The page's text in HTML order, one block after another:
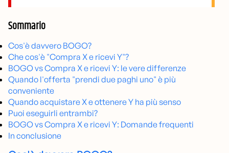
Sommario
Cos'è davvero BOGO?
Che cos'è "Compra X e ricevi Y"?
BOGO vs Compra X e ricevi Y: le vere differenze
Quando l'offerta "prendi due paghi uno" è più
conveniente
Quando acquistare X e ottenere Y ha più senso
Puoi eseguirli entrambi?
BOGO vs Compra X e ricevi Y: Domande frequenti
In conclusione